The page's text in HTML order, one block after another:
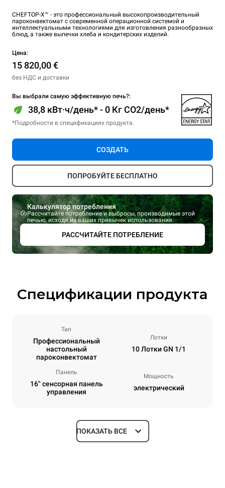
CHEFTOP-X™ - это профессиональный высокопроизводительный
пароконвектомат с современной операционной системой и
интеллектуальными технологиями для изготовления разнообразных
блюд, а также выпечки хлеба и кондитерских изделий.
Цена:
15 820,00 €
без НДС и доставки
Вы выбрали самую эффективную печь?:
38,8 кВт·ч/день* - 0 Кг CO2/день*
*Подробности в спецификациях продукта.
СОЗДАТЬ
ПОПРОБУЙТЕ БЕСПЛАТНО
Калькулятор потребления
Рассчитайте потребление и выбросы, производимые этой
печью, исходя из ваших привычек использования.
РАССЧИТАЙТЕ ПОТРЕБЛЕНИЕ
Спецификации продукта
Тип
Профессиональный
настольный
пароконвектомат
Лотки
10 Лотки GN 1/1
Панель
16" сенсорная панель
управления
Мощность
электрический
Размеры
ПОКАЗАТЬ ВСЕ